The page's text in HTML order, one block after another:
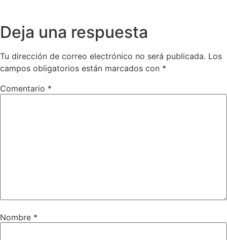
Deja una respuesta
Tu dirección de correo electrónico no será publicada. Los
campos obligatorios están marcados con *
Comentario *
Nombre *